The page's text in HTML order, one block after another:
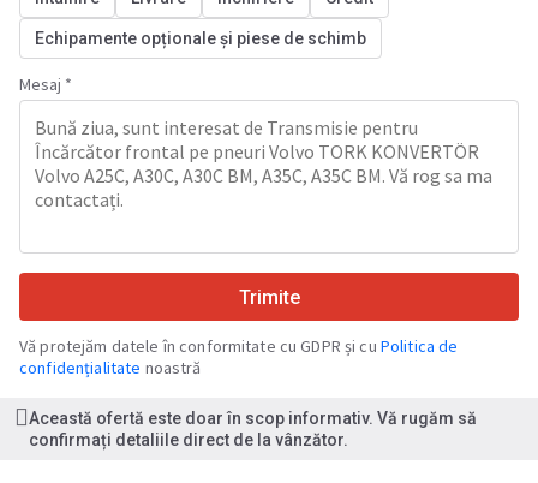
Echipamente opționale și piese de schimb
Mesaj *
Trimite
Vă protejăm datele în conformitate cu GDPR și cu Politica de
confidențialitate noastră
Această ofertă este doar în scop informativ. Vă rugăm să
confirmați detaliile direct de la vânzător.